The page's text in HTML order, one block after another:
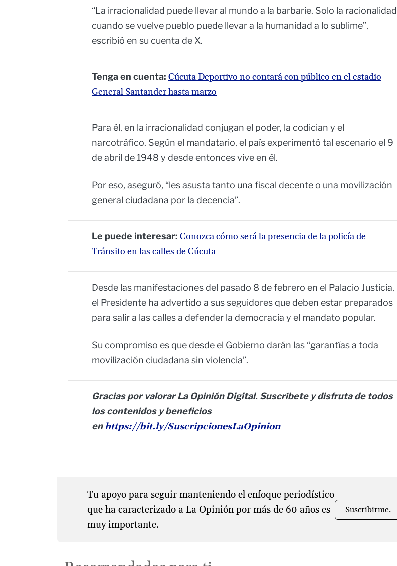
“La irracionalidad puede llevar al mundo a la barbarie. Solo la racionalidad
cuando se vuelve pueblo puede llevar a la humanidad a lo sublime”,
escribió en su cuenta de X.
Tenga en cuenta: Cúcuta Deportivo no contará con público en el estadio
General Santander hasta marzo
Para él, en la irracionalidad conjugan el poder, la codician y el
narcotráfico. Según el mandatario, el país experimentó tal escenario el 9
de abril de 1948 y desde entonces vive en él.
Por eso, aseguró, “les asusta tanto una fiscal decente o una movilización
general ciudadana por la decencia”.
Le puede interesar: Conozca cómo será la presencia de la policía de
Tránsito en las calles de Cúcuta
Desde las manifestaciones del pasado 8 de febrero en el Palacio Justicia,
el Presidente ha advertido a sus seguidores que deben estar preparados
para salir a las calles a defender la democracia y el mandato popular.
Su compromiso es que desde el Gobierno darán las “garantías a toda
movilización ciudadana sin violencia”.
Gracias por valorar La Opinión Digital. Suscríbete y disfruta de todos
los contenidos y beneficios
enhttps://bit.ly/SuscripcionesLaOpinion
Tu apoyo para seguir manteniendo el enfoque periodístico
que ha caracterizado a La Opinión por más de 60 años es
muy importante.
Suscribirme.